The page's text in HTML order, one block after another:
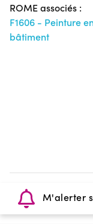
ROME associés :
F1606 - Peinture
bâtiment
M'alerter